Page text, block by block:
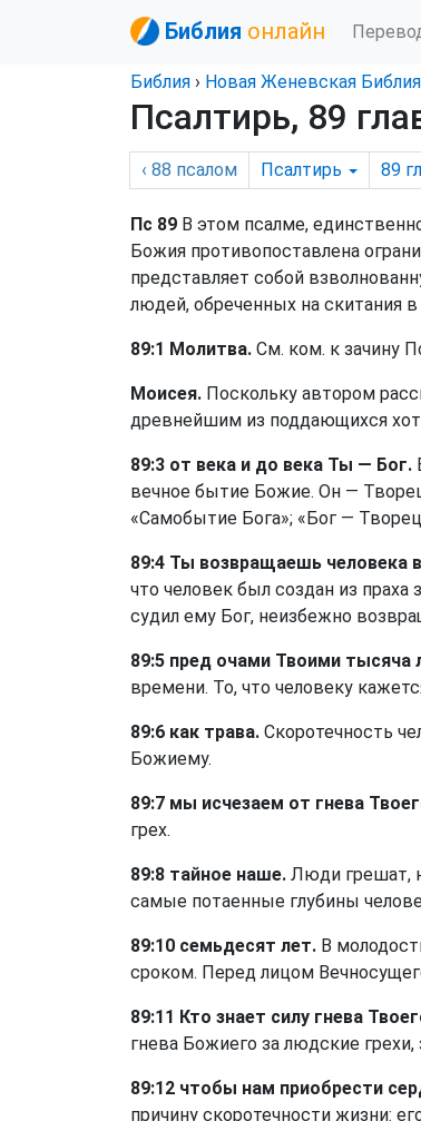
Библия онлайн
Библия › Новая Женевская Библия
Псалтирь, 89
‹ 88 псалом Псалтирь 89
Пс 89 В этом псалме,
Божия противопоставлена
представляет собой
людей, обреченных на скитания
89:1 Молитва. См. ком. к зачину
Моисея. Поскольку автором
древнейшим из поддающихся
89:3 от века и до века Ты — Бог.
вечное бытие Божие. Он —
«Самобытие Бога»; «Бог —
89:4 Ты возвращаешь человека
что человек был создан из
судил ему Бог, неизбежно
89:5 пред очами Твоими тысяча
времени. То, что человеку
89:6 как трава. Скоротечность
Божиему.
89:7 мы исчезаем от гнева
грех.
89:8 тайное наше. Люди грешат,
самые потаенные глубины
89:10 семьдесят лет. В
сроком. Перед лицом
89:11 Кто знает силу гнева
гнева Божиего за людские грехи,
89:12 чтобы нам приобрести
причину скоротечности жизни: